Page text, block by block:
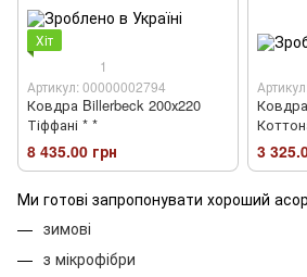
Хіт
1
Артикул: 00000002794
Ковдра Billerbeck 200х220
Тіффані * *
8 435.00 грн 3
Ми готові запропонувати хороший
зимові
з мікрофібри